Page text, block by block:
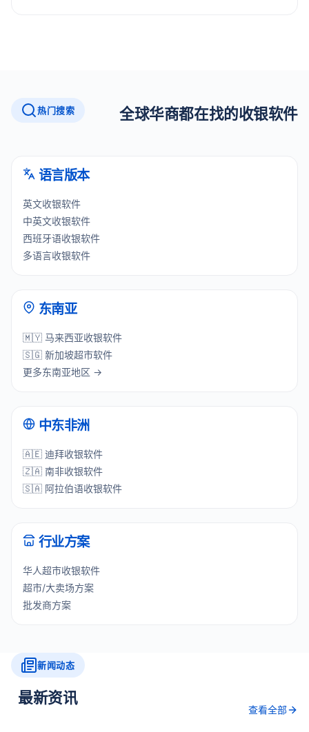
热门搜索 全球华商都在找的收银软件
语言版本
英文收银软件
中英文收银软件
西班牙语收银软件
多语言收银软件
东南亚
🇲🇾 马来西亚收银软件
🇸🇬 新加坡超市软件
更多东南亚地区 →
中东非洲
🇦🇪 迪拜收银软件
🇿🇦 南非收银软件
🇸🇦 阿拉伯语收银软件
行业方案
华人超市收银软件
超市/大卖场方案
批发商方案
新闻动态
最新资讯
查看全部